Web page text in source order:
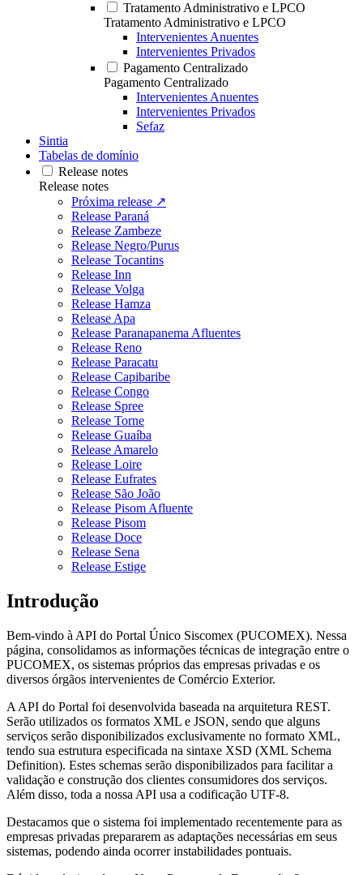
Tratamento Administrativo e LPCO
Tratamento Administrativo e LPCO
Intervenientes Anuentes
Intervenientes Privados
Pagamento Centralizado
Pagamento Centralizado
Intervenientes Anuentes
Intervenientes Privados
Sefaz
Sintia
Tabelas de domínio
Release notes
Release notes
Próxima release ↗
Release Paraná
Release Zambeze
Release Negro/Purus
Release Tocantins
Release Inn
Release Volga
Release Hamza
Release Apa
Release Paranapanema Afluentes
Release Reno
Release Paracatu
Release Capibaribe
Release Congo
Release Spree
Release Torne
Release Guaíba
Release Amarelo
Release Loire
Release Eufrates
Release São João
Release Pisom Afluente
Release Pisom
Release Doce
Release Sena
Release Estige
Introdução
Bem-vindo à API do Portal Único Siscomex (PUCOMEX). Nessa
página, consolidamos as informações técnicas de integração entre o
PUCOMEX, os sistemas próprios das empresas privadas e os
diversos órgãos intervenientes de Comércio Exterior.
A API do Portal foi desenvolvida baseada na arquitetura REST.
Serão utilizados os formatos XML e JSON, sendo que alguns
serviços serão disponibilizados exclusivamente no formato XML,
tendo sua estrutura especificada na sintaxe XSD (XML Schema
Definition). Estes schemas serão disponibilizados para facilitar a
validação e construção dos clientes consumidores dos serviços.
Além disso, toda a nossa API usa a codificação UTF-8.
Destacamos que o sistema foi implementado recentemente para as
empresas privadas prepararem as adaptações necessárias em seus
sistemas, podendo ainda ocorrer instabilidades pontuais.